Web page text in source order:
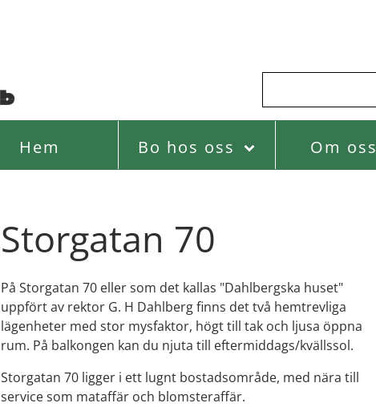
Hem Bo hos oss Om oss
Storgatan 70
På Storgatan 70 eller som det kallas "Dahlbergska huset"
uppfört av rektor G. H Dahlberg finns det två hemtrevliga
lägenheter med stor mysfaktor, högt till tak och ljusa öppna
rum. På balkongen kan du njuta till eftermiddags/kvällssol.
Storgatan 70 ligger i ett lugnt bostadsområde, med nära till
service som mataffär och blomsteraffär.